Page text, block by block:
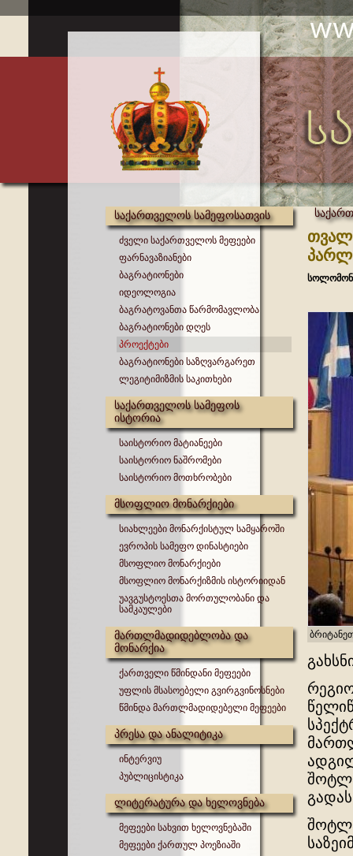
საქართველოს სამეფოსათვის
ძველი საქართველოს მეფეები
ფარნავაზიანები
ბაგრატიონები
იდეოლოგია
ბაგრატოვანთა წარმომავლობა
ბაგრატიონები დღეს
პროექტები
ბაგრატიონები საზღვარგარეთ
ლეგიტიმიზმის საკითხები
საქართველოს სამეფოს
ისტორია
საისტორიო მატიანეები
საისტორიო ნაშრომები
საისტორიო მოთხრობები
მსოფლიო მონარქიები
სიახლეები მონარქისტულ სამყაროში
ევროპის სამეფო დინასტიები
მსოფლიო მონარქიები
მსოფლიო მონარქიზმის ისტორიიდან
უავგუსტოესთა მორთულობანი და
სამკაულები
მართლმადიდებლობა და
მონარქია
ქართველი წმინდანი მეფეები
უფლის მსასოებელი გვირგვინოსნები
წმინდა მართლმადიდებელი მეფეები
პრესა და ანალიტიკა
ინტერვიუ
პუბლიცისტიკა
ლიტერატურა და ხელოვნება
მეფეები სახვით ხელოვნებაში
მეფეები ქართულ პოეზიაში
სოლომონ